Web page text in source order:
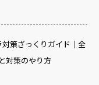
対策ざっくりガイド｜全
対策のやり方